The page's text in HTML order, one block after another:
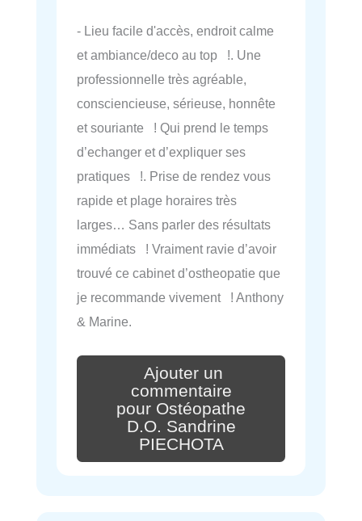
- Lieu facile d'accès, endroit calme
et ambiance/deco au top !. Une
professionnelle très agréable,
consciencieuse, sérieuse, honnête
et souriante ! Qui prend le temps
d’echanger et d’expliquer ses
pratiques !. Prise de rendez vous
rapide et plage horaires très
larges… Sans parler des résultats
immédiats ! Vraiment ravie d’avoir
trouvé ce cabinet d’ostheopatie que
je recommande vivement ! Anthony
& Marine.
Ajouter un
commentaire
pour Ostéopathe
D.O. Sandrine
PIECHOTA